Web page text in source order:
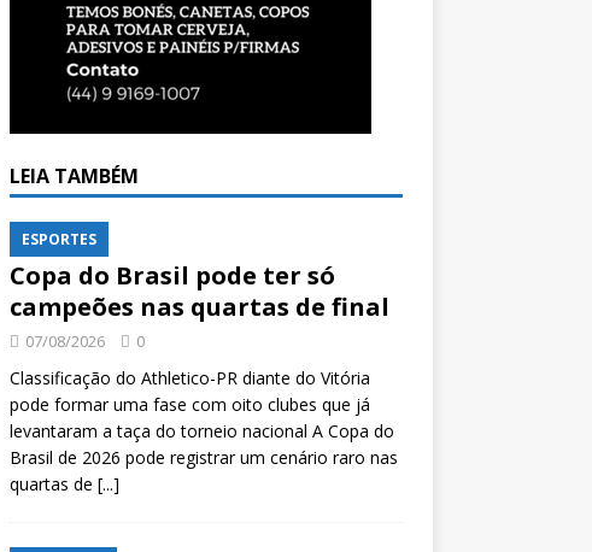
LEIA TAMBÉM
ESPORTES
Copa do Brasil pode ter só
campeões nas quartas de final
07/08/2026 0
Classificação do Athletico-PR diante do Vitória
pode formar uma fase com oito clubes que já
levantaram a taça do torneio nacional A Copa do
Brasil de 2026 pode registrar um cenário raro nas
quartas de [...]